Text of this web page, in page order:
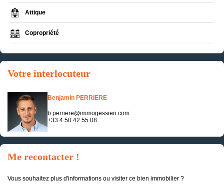
Attique
Copropriété
Votre interlocuteur
Benjamin PERRIERE
b.perriere@immogessien.com
+33 4 50 42 55 08
Me recontacter !
Vous souhaitez plus d'informations ou visiter ce bien immobilier ?